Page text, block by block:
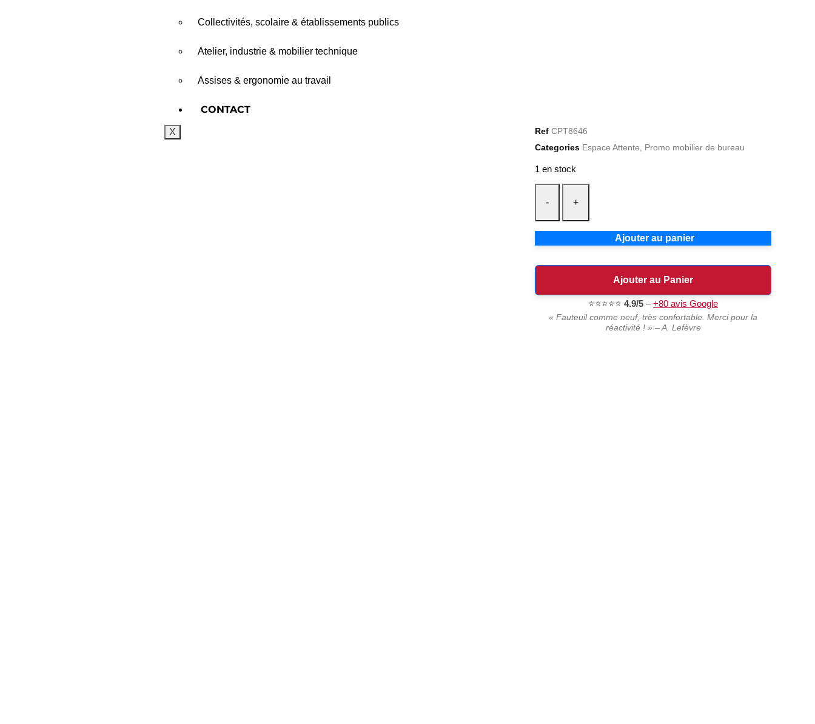
Collectivités, scolaire & établissements publics
Atelier, industrie & mobilier technique
Assises & ergonomie au travail
CONTACT
X Ref CPT8646
Categories Espace Attente, Promo mobilier de bureau
1 en stock
- +
Ajouter au panier
Ajouter au Panier
⭐⭐⭐⭐⭐ 4.9/5 –+80 avis Google
« Fauteuil comme neuf, très confortable. Merci pour la
réactivité ! » – A. Lefèvre